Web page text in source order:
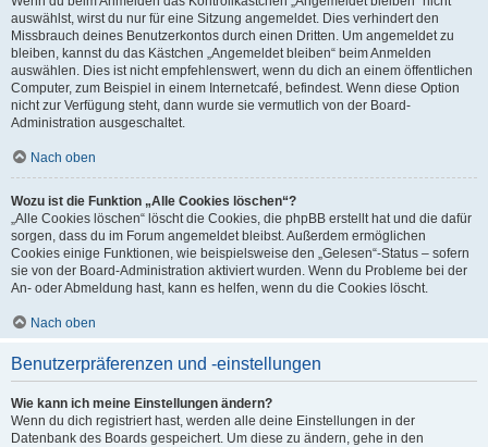
auswählst, wirst du nur für eine Sitzung angemeldet. Dies verhindert den
Missbrauch deines Benutzerkontos durch einen Dritten. Um angemeldet zu
bleiben, kannst du das Kästchen „Angemeldet bleiben“ beim Anmelden
auswählen. Dies ist nicht empfehlenswert, wenn du dich an einem öffentlichen
Computer, zum Beispiel in einem Internetcafé, befindest. Wenn diese Option
nicht zur Verfügung steht, dann wurde sie vermutlich von der Board-
Administration ausgeschaltet.
Nach oben
Wozu ist die Funktion „Alle Cookies löschen“?
„Alle Cookies löschen“ löscht die Cookies, die phpBB erstellt hat und die dafür
sorgen, dass du im Forum angemeldet bleibst. Außerdem ermöglichen
Cookies einige Funktionen, wie beispielsweise den „Gelesen“-Status – sofern
sie von der Board-Administration aktiviert wurden. Wenn du Probleme bei der
An- oder Abmeldung hast, kann es helfen, wenn du die Cookies löscht.
Nach oben
Benutzerpräferenzen und -einstellungen
Wie kann ich meine Einstellungen ändern?
Wenn du dich registriert hast, werden alle deine Einstellungen in der
Datenbank des Boards gespeichert. Um diese zu ändern, gehe in den